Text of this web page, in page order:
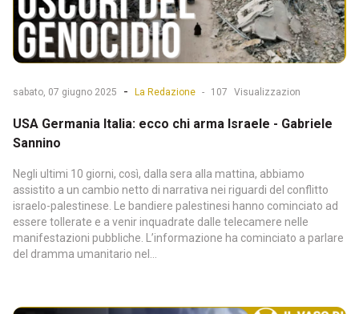
sabato, 07 giugno 2025 - La Redazione - 107 Visualizzazion
USA Germania Italia: ecco chi arma Israele - Gabriele
Sannino
Negli ultimi 10 giorni, così, dalla sera alla mattina, abbiamo
assistito a un cambio netto di narrativa nei riguardi del conflitto
israelo-palestinese. Le bandiere palestinesi hanno cominciato ad
essere tollerate e a venir inquadrate dalle telecamere nelle
manifestazioni pubbliche. L’informazione ha cominciato a parlare
del dramma umanitario nel...